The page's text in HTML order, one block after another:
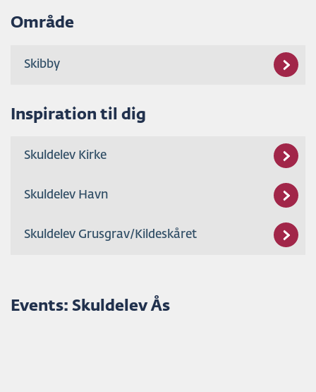
Område
Skibby
Inspiration til dig
Skuldelev Kirke
Skuldelev Havn
Skuldelev Grusgrav/Kildeskåret
Events: Skuldelev Ås